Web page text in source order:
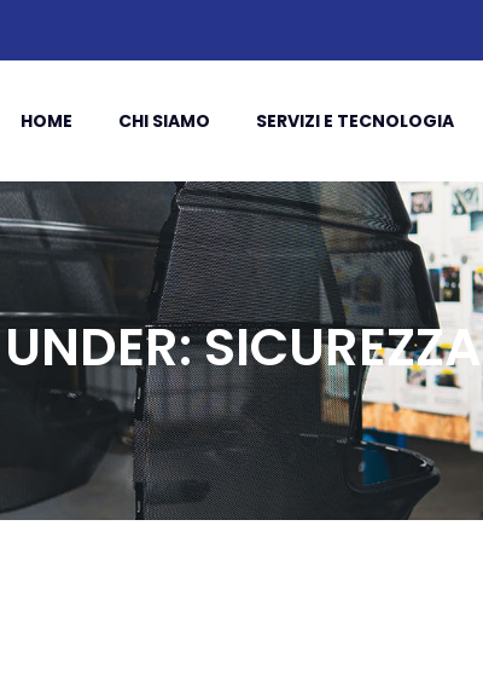
HOME CHI SIAMO SERVIZI E TECNOLOGIA
SICUREZZA